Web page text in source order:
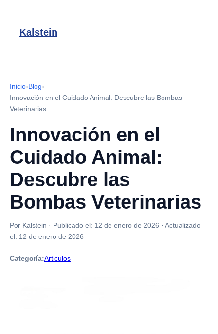
Kalstein
Inicio›Blog›
Innovación en el Cuidado Animal: Descubre las Bombas
Veterinarias
Innovación en el
Cuidado Animal:
Descubre las
Bombas Veterinarias
Por Kalstein · Publicado el: 12 de enero de 2026 · Actualizado
el: 12 de enero de 2026
Categoría:Articulos